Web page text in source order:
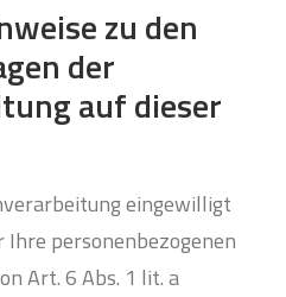
zu den
der
auf dieser
eingewilligt
personenbezogenen
Art. 6 Abs. 1 lit. a